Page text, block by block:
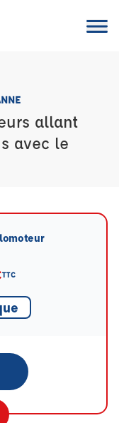
allant
avec le
TTC